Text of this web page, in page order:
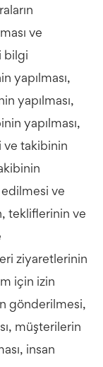
ve
bilgi
yapılması,
yapılması,
yapılması,
ve takibinin
edilmesi ve
tekliflerinin ve
ziyaretlerinin
için izin
gönderilmesi,
müşterilerin
insan